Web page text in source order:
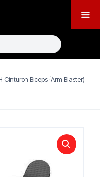
Cinturon Biceps (Arm Blaster)